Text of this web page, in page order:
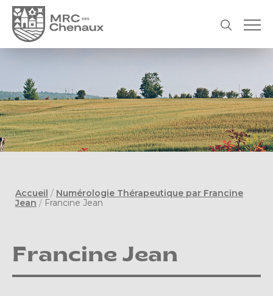
Accueil / Numérologie Thérapeutique par Francine
Jean / Francine Jean
Francine Jean